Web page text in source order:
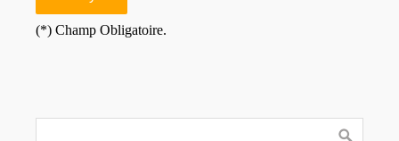
(*) Champ Obligatoire.